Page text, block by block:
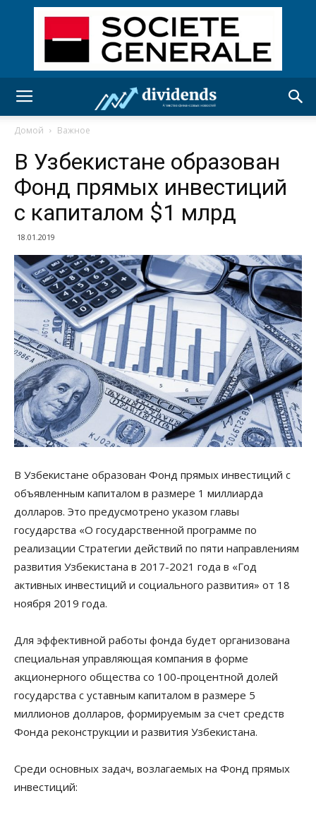
Домой Важное
В Узбекистане образован
Фонд прямых инвестиций
с капиталом $1 млрд
18.01.2019
В Узбекистане образован Фонд прямых инвестиций с
объявленным капиталом в размере 1 миллиарда
долларов. Это предусмотрено указом главы
государства «О государственной программе по
реализации Стратегии действий по пяти направлениям
развития Узбекистана в 2017-2021 года в «Год
активных инвестиций и социального развития» от 18
ноября 2019 года.
Для эффективной работы фонда будет организована
специальная управляющая компания в форме
акционерного общества со 100-процентной долей
государства с уставным капиталом в размере 5
миллионов долларов, формируемым за счет средств
Фонда реконструкции и развития Узбекистана.
Среди основных задач, возлагаемых на Фонд прямых
инвестиций: